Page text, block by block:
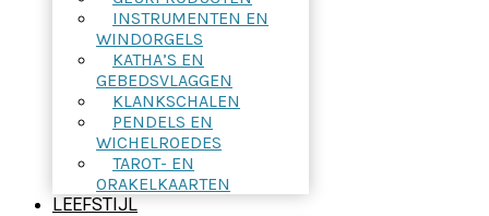
INSTRUMENTEN EN
WINDORGELS
KATHA’S EN
GEBEDSVLAGGEN
KLANKSCHALEN
PENDELS EN
WICHELROEDES
TAROT- EN
ORAKELKAARTEN
LEEFSTIJL